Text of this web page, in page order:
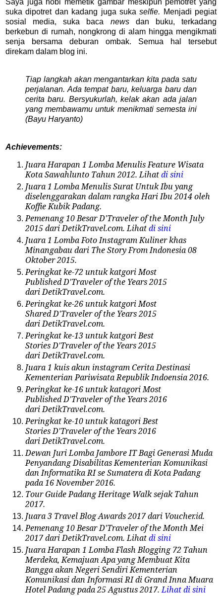
Saya juga hobi memetik gambar meskipun pemotret yang
suka dipotret dan kadang juga sukaselfie. Menjadi pegiat
sosial media, suka baca newsdan buku, terkadang
berkebun di rumah, nongkrong di alam hingga mengikmati
senja bersama deburan ombak. Semua hal tersebut
direkam dalam blog ini.
Tiap langkah akan mengantarkan kita pada satu
perjalanan. Ada tempat baru, keluarga baru dan
cerita baru. Bersyukurlah, kelak akan ada jalan
yang membawamu untuk menikmati semesta ini
(Bayu Haryanto)
Achievements:
Juara Harapan 1 Lomba Menulis Feature Wisata
Kota Sawahlunto Tahun 2012. Lihatdi sini
Juara 1 Lomba Menulis Surat Untuk Ibu yang
diselenggarakan dalam rangka Hari Ibu 2014 oleh
Koffie Kubik Padang.
Pemenang 10 Besar D'Traveler of the Month July
2015 dari DetikTravel.com. Lihatdi sini
Juara 1 Lomba Foto Instagram Kuliner khas
Minangabau dari The Story From Indonesia 08
Oktober 2015.
Peringkat ke-72 untuk katgori Most
PublishedD'Traveler of the Years 2015
dariDetikTravel.com.
Peringkat ke-26 untuk katgori Most
SharedD'Traveler of the Years 2015
dariDetikTravel.com.
Peringkat ke-13 untuk katgori Best
StoriesD'Traveler of the Years 2015
dariDetikTravel.com.
Juara 1 kuis akun instagram Cerita Destinasi
Kementerian Pariwisata Republik Indoensia 2016.
Peringkat ke-16 untuk katagori Most
PublishedD'Traveler of the Years 2016
dariDetikTravel.com.
Peringkat ke-10 untuk katagori Best
StoriesD'Traveler of the Years 2016
dariDetikTravel.com.
Dewan Juri Lomba Jambore IT Bagi Generasi Muda
Penyandang Disabilitas Kementerian Komunikasi
dan Informatika RI se Sumatera di Kota Padang
pada 16 November 2016.
Tour Guide Padang Heritage Walk sejak Tahun
2017.
Juara 3 Travel Blog Awards 2017 dari Voucher.id.
Pemenang 10 Besar D'Traveler of the Month Mei
2017 dari DetikTravel.com. Lihatdi sini
Juara Harapan 1 Lomba Flash Blogging 72 Tahun
Merdeka, Kemajuan Apa yang Membuat Kita
Bangga akan Negeri Sendiri Kementerian
Komunikasi dan Informasi RI di Grand Inna Muara
Hotel Padang pada 25 Agustus 2017.Lihat di sini